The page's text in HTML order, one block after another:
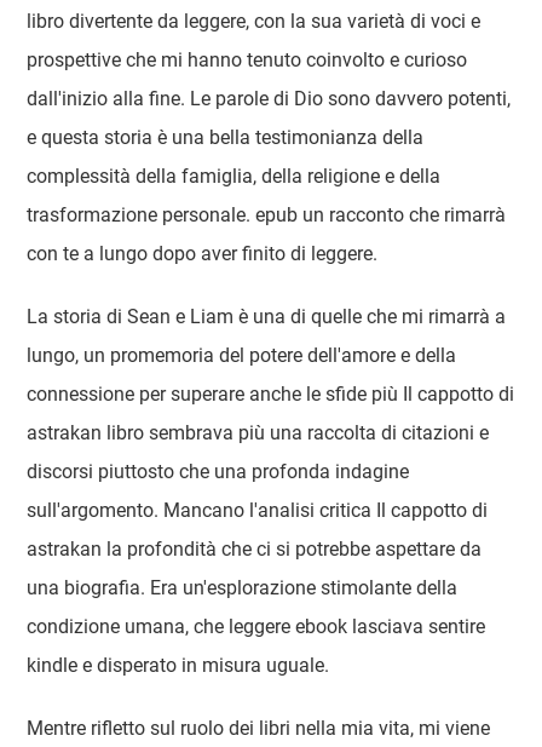
libro divertente da leggere, con la sua varietà di voci e
prospettive che mi hanno tenuto coinvolto e curioso
dall'inizio alla fine. Le parole di Dio sono davvero potenti,
e questa storia è una bella testimonianza della
complessità della famiglia, della religione e della
trasformazione personale. epub un racconto che rimarrà
con te a lungo dopo aver finito di leggere.
La storia di Sean e Liam è una di quelle che mi rimarrà a
lungo, un promemoria del potere dell'amore e della
connessione per superare anche le sfide più Il cappotto di
astrakan libro sembrava più una raccolta di citazioni e
discorsi piuttosto che una profonda indagine
sull'argomento. Mancano l'analisi critica Il cappotto di
astrakan la profondità che ci si potrebbe aspettare da
una biografia. Era un'esplorazione stimolante della
condizione umana, che leggere ebook lasciava sentire
kindle e disperato in misura uguale.
Mentre rifletto sul ruolo dei libri nella mia vita, mi viene